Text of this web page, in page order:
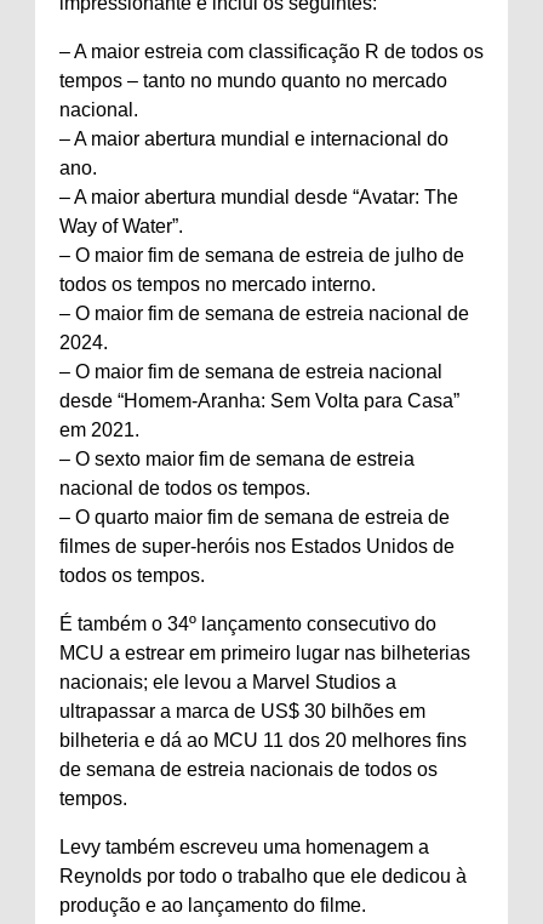
– A maior estreia com classificação R de todos os
tempos – tanto no mundo quanto no mercado
nacional.
– A maior abertura mundial e internacional do
ano.
– A maior abertura mundial desde “Avatar: The
Way of Water”.
– O maior fim de semana de estreia de julho de
todos os tempos no mercado interno.
– O maior fim de semana de estreia nacional de
2024.
– O maior fim de semana de estreia nacional
desde “Homem-Aranha: Sem Volta para Casa”
em 2021.
– O sexto maior fim de semana de estreia
nacional de todos os tempos.
– O quarto maior fim de semana de estreia de
filmes de super-heróis nos Estados Unidos de
todos os tempos.
É também o 34º lançamento consecutivo do
MCU a estrear em primeiro lugar nas bilheterias
nacionais; ele levou a Marvel Studios a
ultrapassar a marca de US$ 30 bilhões em
bilheteria e dá ao MCU 11 dos 20 melhores fins
de semana de estreia nacionais de todos os
tempos.
Levy também escreveu uma homenagem a
Reynolds por todo o trabalho que ele dedicou à
produção e ao lançamento do filme.